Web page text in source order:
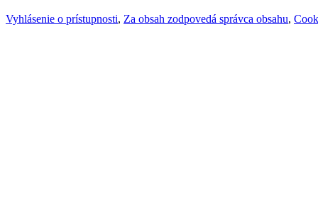
Vyhlásenie o prístupnosti, Za obsah zodpovedá správca obsahu,